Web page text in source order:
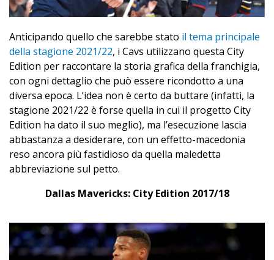
Anticipando quello che sarebbe stato il tema principale
della stagione 2021/22, i Cavs utilizzano questa City
Edition per raccontare la storia grafica della franchigia,
con ogni dettaglio che può essere ricondotto a una
diversa epoca. L’idea non è certo da buttare (infatti, la
stagione 2021/22 è forse quella in cui il progetto City
Edition ha dato il suo meglio), ma l’esecuzione lascia
abbastanza a desiderare, con un effetto-macedonia
reso ancora più fastidioso da quella maledetta
abbreviazione sul petto.
Dallas Mavericks: City Edition 2017/18